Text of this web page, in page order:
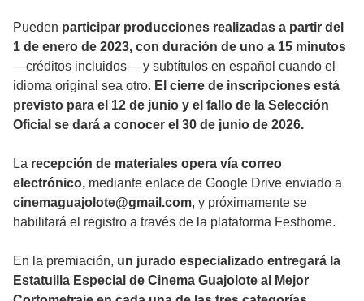
Pueden participar producciones realizadas a partir del
1 de enero de 2023, con duración de uno a 15 minutos
—créditos incluidos— y subtítulos en español cuando el
idioma original sea otro. El cierre de inscripciones está
previsto para el 12 de junio y el fallo de la Selección
Oficial se dará a conocer el 30 de junio de 2026.
La recepción de materiales opera vía correo
electrónico, mediante enlace de Google Drive enviado a
cinemaguajolote@gmail.com, y próximamente se
habilitará el registro a través de la plataforma Festhome.
En la premiación, un jurado especializado entregará la
Estatuilla Especial de Cinema Guajolote al Mejor